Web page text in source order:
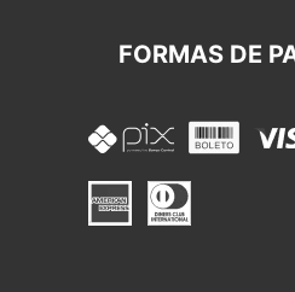
FORMAS DE